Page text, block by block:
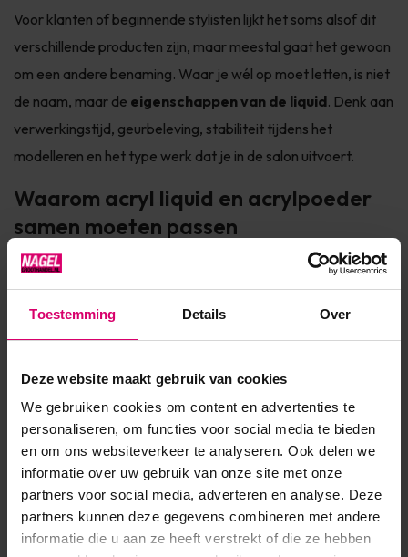
Toestemming Details Over
Deze website maakt gebruik van cookies
We gebruiken cookies om content en advertenties te
personaliseren, om functies voor social media te bieden
en om ons websiteverkeer te analyseren. Ook delen we
informatie over uw gebruik van onze site met onze
partners voor social media, adverteren en analyse. Deze
partners kunnen deze gegevens combineren met andere
informatie die u aan ze heeft verstrekt of die ze hebben
Voor klanten of beginnende stylisten lijkt het soms alsof dit
verschillende producten zijn, maar meestal gaat het gewoon
om een andere benaming. Waar je wél op moet letten, is niet
de naam, maar de eigenschappen van de liquid. Denk aan
verwerkingstijd, geurbeleving, stabiliteit tijdens het
modelleren en het type werk dat je in de salon uitvoert.
Waarom acryl liquid en acrylpoeder
samen moeten passen
Een punt dat vaak wordt onderschat, is de combinatie tussen
liquid en poeder. Fabrikanten stemmen hun systemen op
elkaar af. Dat betekent dat eenacryl liquid en
acrylpoeder van hetzelfde merksamen zijn ontwikkeld
om optimaal te reageren.
Werk je met verschillende merken door elkaar, dan kan dat
invloed hebben op:
Hechting van het product op de nagel
Verwerkingstijd en controle tijdens het modelleren